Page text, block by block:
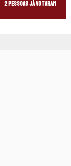
2 pessoas já votaram